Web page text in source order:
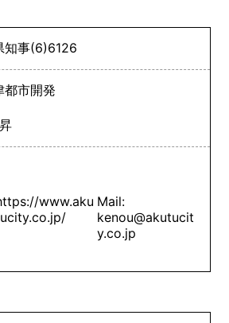
知事(6)6126
市開発
www.aku Mail:
kenou@akutucit
y.co.jp